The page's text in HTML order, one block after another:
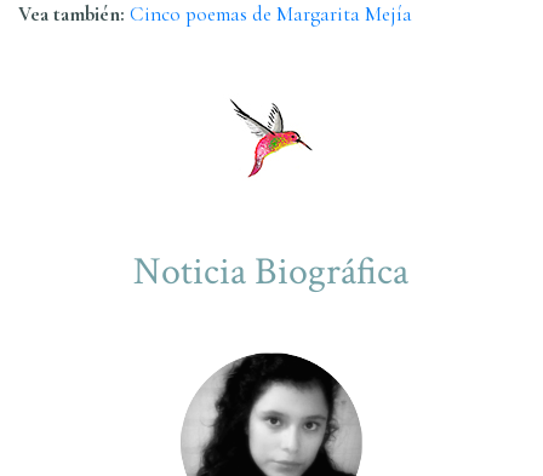
Vea también: Cinco poemas de Margarita Mejí­a
Noticia Biográfica